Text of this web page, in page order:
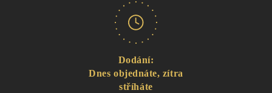
Dodání:
Dnes objednáte, zítra
stříháte